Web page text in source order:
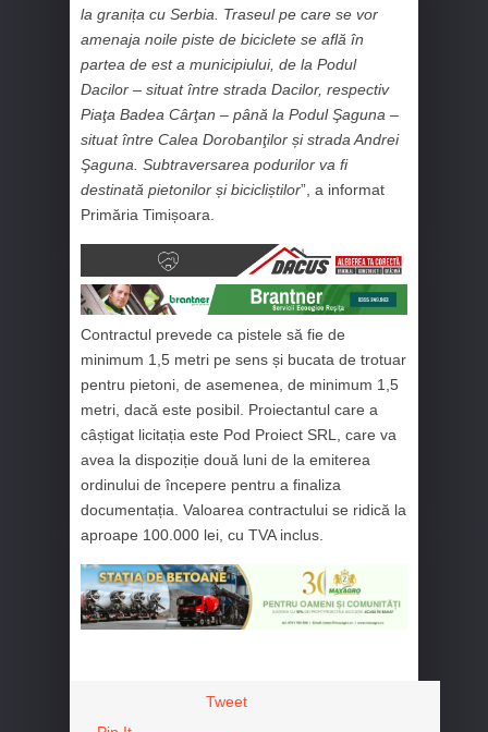
la granița cu Serbia. Traseul pe care se vor
amenaja noile piste de biciclete se află în
partea de est a municipiului, de la Podul
Dacilor – situat între strada Dacilor, respectiv
Piaţa Badea Cârţan – până la Podul Şaguna –
situat între Calea Dorobanţilor și strada Andrei
Şaguna. Subtraversarea podurilor va fi
destinată pietonilor și bicicliștilor”, a informat
Primăria Timișoara.
Contractul prevede ca pistele să fie de
minimum 1,5 metri pe sens și bucata de trotuar
pentru pietoni, de asemenea, de minimum 1,5
metri, dacă este posibil. Proiectantul care a
câștigat licitația este Pod Proiect SRL, care va
avea la dispoziție două luni de la emiterea
ordinului de începere pentru a finaliza
documentația. Valoarea contractului se ridică la
aproape 100.000 lei, cu TVA inclus.
Tweet